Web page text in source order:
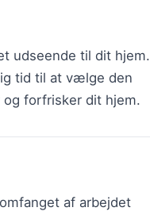
udseende til dit hjem.
tid til at vælge den
forfrisker dit hjem.
af arbejdet